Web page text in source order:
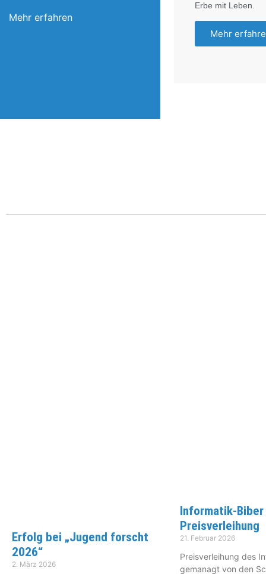
Mehr erfahren
Erbe mit Leben.
Mehr
Erfolg bei „Jugend forscht
2026“
2. März 2026
Informatik-Biber
Preisverleihung
21. Februar 2026
Preisverleihung des
gemanagt von den